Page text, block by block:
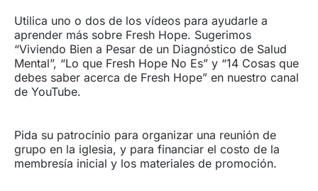
Utilica uno o dos de los vídeos para ayudarle a
aprender más sobre Fresh Hope. Sugerimos
“Viviendo Bien a Pesar de un Diagnóstico de Salud
Mental”, “Lo que Fresh Hope No Es” y “14 Cosas que
debes saber acerca de Fresh Hope” en nuestro canal
de YouTube.
Pida su patrocinio para organizar una reunión de
grupo en la iglesia, y para financiar el costo de la
membresía inicial y los materiales de promoción.